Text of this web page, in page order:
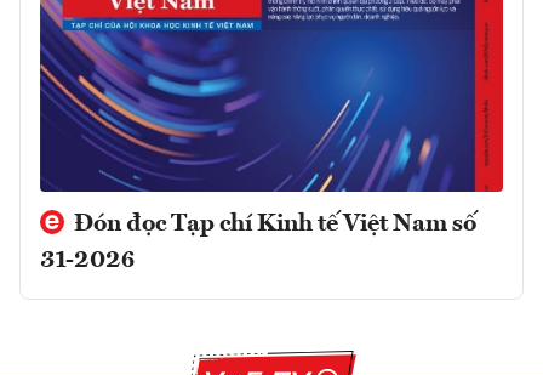
Đón đọc Tạp chí Kinh tế Việt Nam số
31-2026